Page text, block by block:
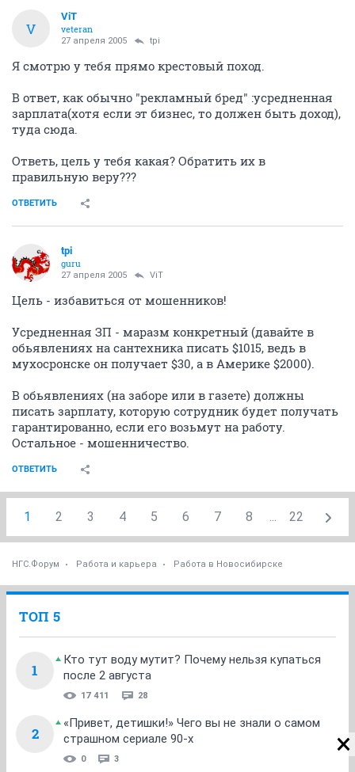
V
ViT
veteran
27 апреля 2005 tpi
Я смотрю у тебя прямо крестовый поход.
В ответ, как обычно "рекламный бред" :усредненная
зарплата(хотя если эт бизнес, то должен быть доход),
туда сюда.
Ответь, цель у тебя какая? Обратить их в
правильную веру???
ОТВЕТИТЬ
tpi
guru
27 апреля 2005 ViT
Цель - избавиться от мошенников!
Усредненная ЗП - маразм конкретный (давайте в
обьявлениях на сантехника писать $1015, ведь в
мухосронске он получает $30, а в Америке $2000).
В обьявлениях (на заборе или в газете) должны
писать зарплату, которую сотрудник будет получать
гарантированно, если его возьмут на работу.
Остальное - мошенничество.
ОТВЕТИТЬ
1 2 3 4 5 6 7 8 ... 22
НГС.Форум Работа и карьера Работа в Новосибирске
ТОП 5
1
Кто тут воду мутит? Почему нельзя купаться
после 2 августа
17 411 28
2
«Привет, детишки!» Чего вы не знали о самом
страшном сериале 90-х
0 3